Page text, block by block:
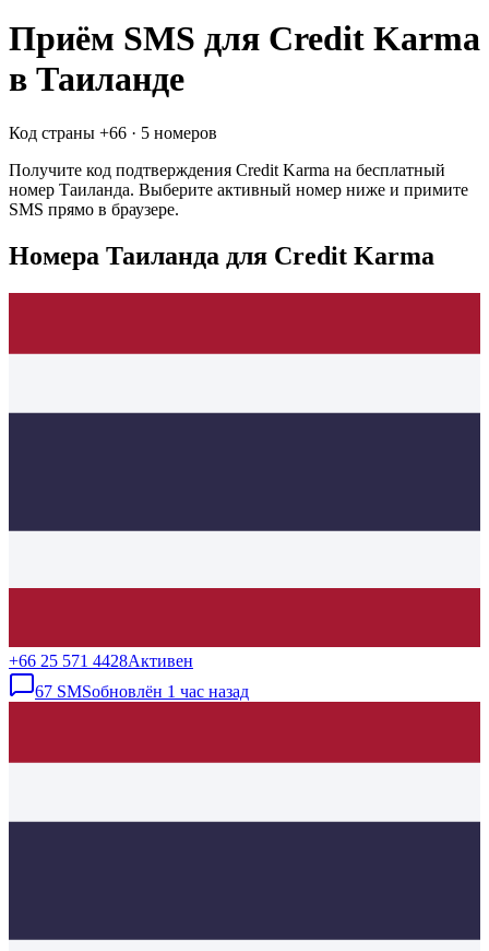
Приём SMS для Credit Karma
в Таиланде
Код страны +66 · 5 номеров
Получите код подтверждения Credit Karma на бесплатный
номер Таиланда. Выберите активный номер ниже и примите
SMS прямо в браузере.
Номера Таиланда для Credit Karma
+66 25 571 4428Активен
67 SMSобновлён 1 час назад